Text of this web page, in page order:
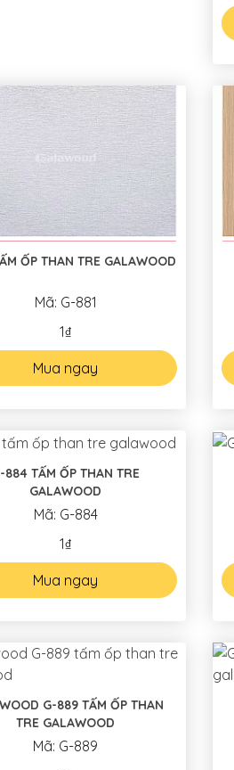
ỐP THAN TRE GALAWOOD
Mã: G-881
1₫
Mua ngay
884 TẤM ỐP THAN TRE
GALAWOOD
Mã: G-884
1₫
Mua ngay
G-889 TẤM ỐP THAN
TRE GALAWOOD
Mã: G-889